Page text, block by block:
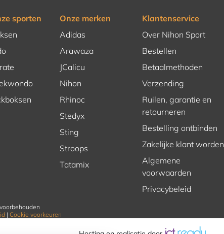
sporten
Onze merken
Adidas
Arawaza
JCalicu
Nihon
Rhinoc
Stedyx
Sting
Stroops
Tatamix
Klantenservice
Over Nihon Sport
Bestellen
Betaalmethoden
Verzending
Ruilen, garantie en
retourneren
Bestelling ontbinden
Zakelijke klant worden
Algemene
voorwaarden
Privacybeleid
| Cookie voorkeuren